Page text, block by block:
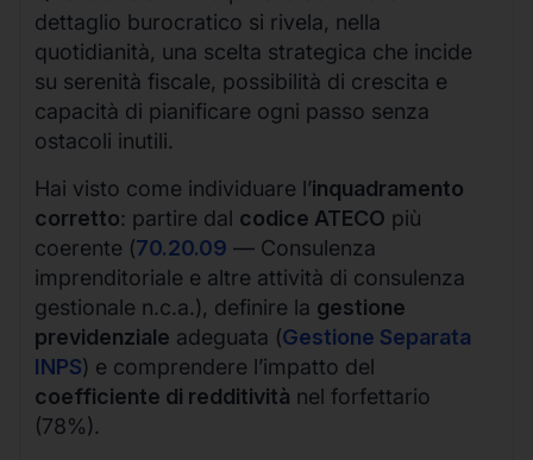
dettaglio burocratico si rivela, nella
quotidianità, una scelta strategica che incide
su serenità fiscale, possibilità di crescita e
capacità di pianificare ogni passo senza
ostacoli inutili.
Hai visto come individuare l’inquadramento
corretto: partire dal codice ATECO più
coerente (70.20.09 — Consulenza
imprenditoriale e altre attività di consulenza
gestionale n.c.a.), definire la gestione
previdenziale adeguata (Gestione Separata
INPS) e comprendere l’impatto del
coefficiente di redditività nel forfettario
(78%).